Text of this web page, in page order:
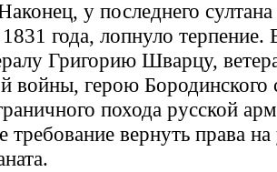
у последнего
года, лопнуло
Григорию Шварцу,
войны, герою Бородинского
похода русской
требование вернуть права